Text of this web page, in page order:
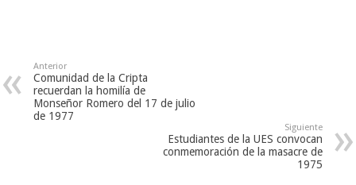
Anterior
Comunidad de la Cripta
recuerdan la homilía de
Monseñor Romero del 17 de julio
de 1977
Siguiente
Estudiantes de la UES convocan
conmemoración de la masacre de
1975